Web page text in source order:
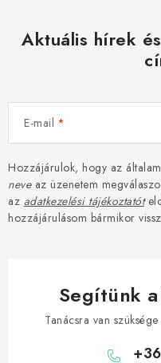
Aktuális hírek
E-mail
Hozzájárulok, hogy az
neveaz üzenetem
az adatkezelési tájékoztatót
hozzájárulásom bármikor
Segítünk
Tanácsra van